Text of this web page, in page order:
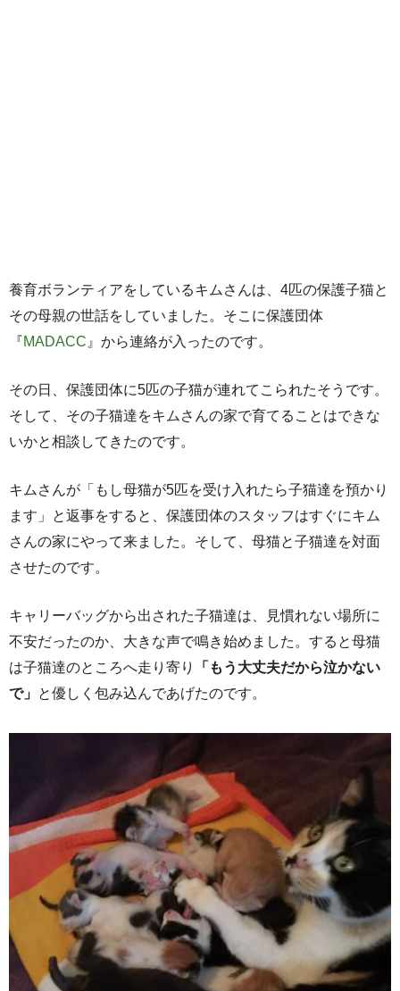
養育ボランティアをしているキムさんは、4匹の保護子猫と
その母親の世話をしていました。そこに保護団体
『MADACC 』から連絡が入ったのです。
その日、保護団体に5匹の子猫が連れてこられたそうです。
そして、その子猫達をキムさんの家で育てることはできな
いかと相談してきたのです。
キムさんが「もし母猫が5匹を受け入れたら子猫達を預かり
ます」と返事をすると、保護団体のスタッフはすぐにキム
さんの家にやって来ました。そして、母猫と子猫達を対面
させたのです。
キャリーバッグから出された子猫達は、見慣れない場所に
不安だったのか、大きな声で鳴き始めました。すると母猫
は子猫達のところへ走り寄り
「もう大丈夫だから泣かない
で」 と優しく包み込んであげたのです。